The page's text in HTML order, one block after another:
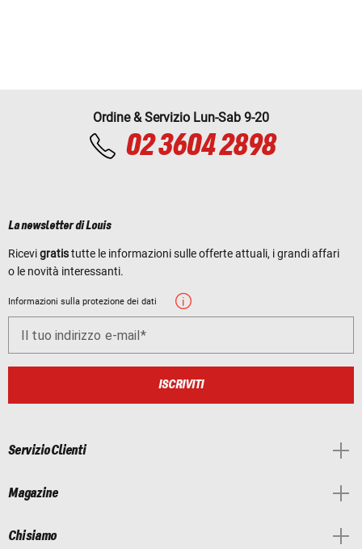
Ordine & Servizio Lun-Sab 9-20
02 3604 2898
La newsletter di Louis
Ricevigratistutte le informazioni sulle offerte attuali, i grandi affari
o le novità interessanti.
Informazioni sulla protezione dei dati
Il tuo indirizzo e-mail
ISCRIVITI
Servizio Clienti
Magazine
Chi siamo